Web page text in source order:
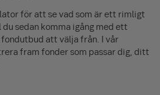
för att se vad som är ett rimligt
sedan komma igång med ett
att välja från. I vår
fram fonder som passar dig, ditt